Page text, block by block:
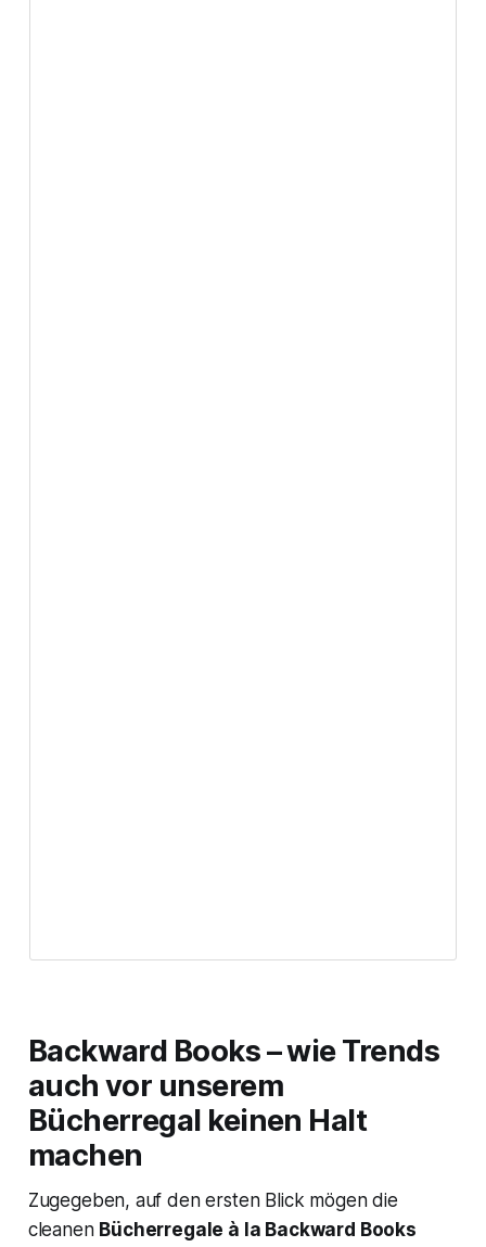
Backward Books – wie Trends
auch vor unserem
Bücherregal keinen Halt
machen
Zugegeben, auf den ersten Blick mögen die
cleanen Bücherregale à la Backward Books